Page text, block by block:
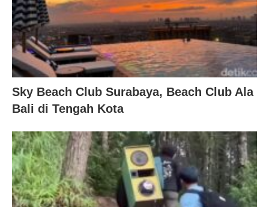
Sky Beach Club Surabaya, Beach Club Ala
Bali di Tengah Kota